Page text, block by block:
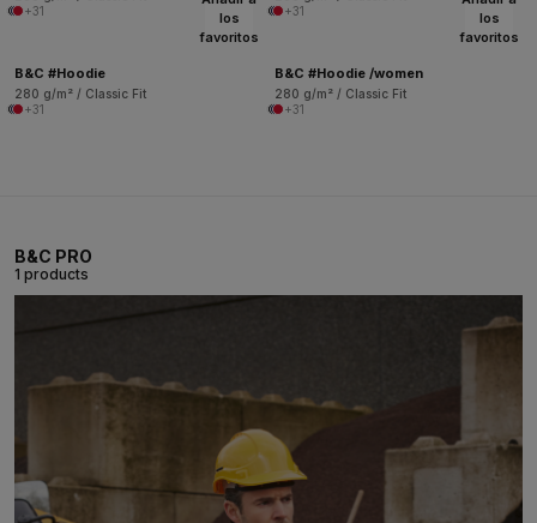
+31
+31
los
favoritos
B&C #Hoodie
280 g/m² / Classic Fit
+31
los
favoritos
B&C #Hoodie /women
280 g/m² / Classic Fit
+31
B&C PRO
1 products